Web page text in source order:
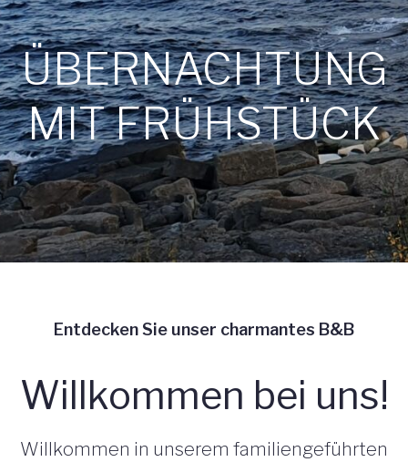
ÜBERNACHTUNG
MIT FRÜHSTÜCK
Entdecken Sie unser charmantes B&B
Willkommen bei uns!
Willkommen in unserem familiengeführten